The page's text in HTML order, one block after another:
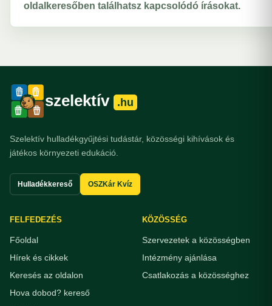
oldalkeresőben találhatsz kapcsolódó írásokat.
szelektív .hu
Szelektív hulladékgyűjtési tudástár, közösségi kihívások és
játékos környezeti edukáció.
Hulladékkereső OSZKár Kvíz
FELFEDEZÉS
Főoldal
Hírek és cikkek
Keresés az oldalon
Hova dobod? kereső
KÖZÖSSÉG
Szervezetek a közösségben
Intézmény ajánlása
Csatlakozás a közösséghez